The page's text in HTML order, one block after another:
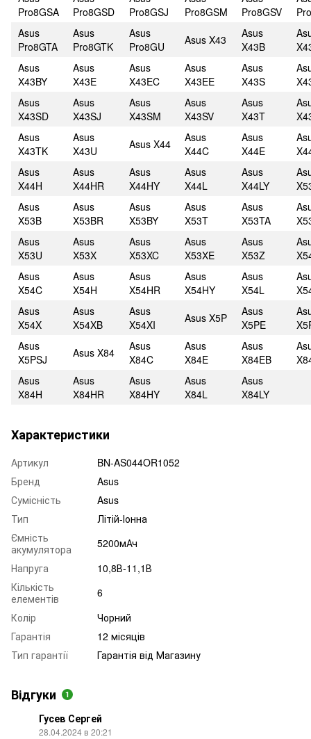
Pro8GSA
Pro8GSD
Pro8GSJ
Pro8GSM
Pro8GSV
Asus
Pro8GTA
Asus
Pro8GTK
Asus
Pro8GU
Asus X43
Asus
X43B
Asus
X43BY
Asus
X43E
Asus
X43EC
Asus
X43EE
Asus
X43S
Asus
X43SD
Asus
X43SJ
Asus
X43SM
Asus
X43SV
Asus
X43T
Asus
X43TK
Asus
X43U
Asus X44
Asus
X44C
Asus
X44E
Asus
X44H
Asus
X44HR
Asus
X44HY
Asus
X44L
Asus
X44LY
Asus
X53B
Asus
X53BR
Asus
X53BY
Asus
X53T
Asus
X53TA
Asus
X53U
Asus
X53X
Asus
X53XC
Asus
X53XE
Asus
X53Z
Asus
X54C
Asus
X54H
Asus
X54HR
Asus
X54HY
Asus
X54L
Asus
X54X
Asus
X54XB
Asus
X54XI
Asus X5P
Asus
X5PE
Asus
X5PSJ
Asus X84
Asus
X84C
Asus
X84E
Asus
X84EB
Asus
X84H
Asus
X84HR
Asus
X84HY
Asus
X84L
Asus
X84LY
Характеристики
Артикул
BN-AS044OR1052
Бренд
Asus
Сумісність
Asus
Тип
Літій-Іонна
Ємність
акумулятора
5200мАч
Напруга
10,8В-11,1В
Кількість
елементів
6
Колір
Чорний
Гарантія
12 місяців
Тип гарантії
Гарантія від Магазину
Відгуки 1
Гусев Сергей
28.04.2024 в 20:21